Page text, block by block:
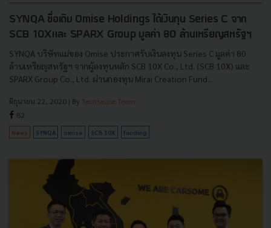
SYNQA ชื่อเดิม Omise Holdings ได้เงินทุน Series C จาก
SCB 10Xและ SPARX Group มูลค่า 80 ล้านเหรียญสหรัฐฯ
SYNQA บริษัทแม่ของ Omise ประกาศรับเงินลงทุน Series C มูลค่า 80
ล้านเหรียญสหรัฐฯ จากผู้ลงทุนหลัก SCB 10X Co., Ltd. (SCB 10X) และ
SPARX Group Co., Ltd. ผ่านกองทุน Mirai Creation Fund...
มิถุนายน 22, 2020 | By Techsauce Team
82
News SYNQA omise SCB 10X funding